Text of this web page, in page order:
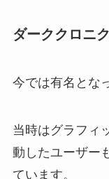
ダーククロニ
今では有名とな
当時はグラフィ
動したユーザー
ています。